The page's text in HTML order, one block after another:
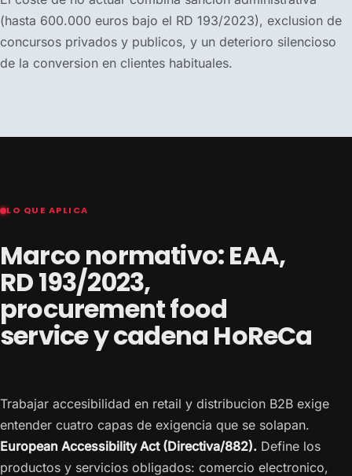
(hasta 600.000 euros bajo el RD 193/2023), exclusion de
concursos privados y publicos, y un deterioro silencioso
de la conversion en clientes habituales.
LO QUE APLICA
Marco normativo: EAA,
RD 193/2023,
procurement food
service y cadena HoReCa
Trabajar accesibilidad en retail y distribucion B2B exige
entender cuatro capas de exigencia que se solapan.
European Accessibility Act (Directiva/882). Define los
productos y servicios obligados: comercio electronico,